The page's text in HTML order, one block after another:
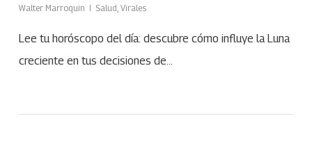
Walter Marroquin Salud, Virales
Lee tu horóscopo del día: descubre cómo influye la Luna
creciente en tus decisiones de…